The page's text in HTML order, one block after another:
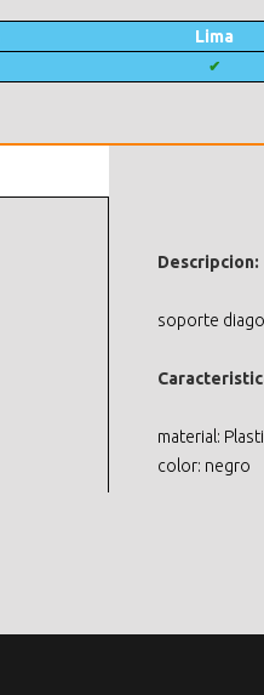
Lima
✔
Descripcion:
soporte
material:
color: negro